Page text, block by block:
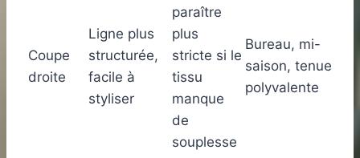
Coupe
droite
Ligne plus
structurée,
facile à
styliser
paraître
plus
stricte si le
tissu
manque
de
souplesse
Bureau, mi-
saison, tenue
polyvalente